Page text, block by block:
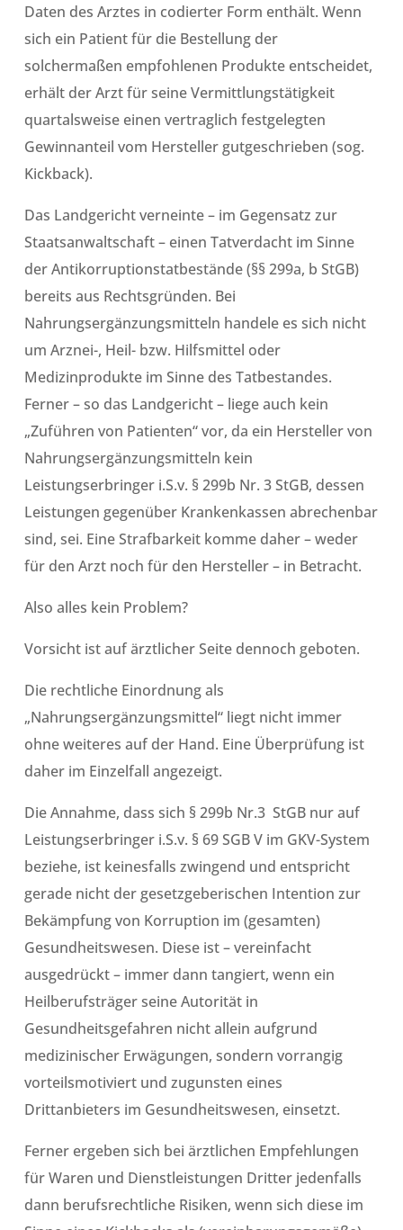
Daten des Arztes in codierter Form enthält. Wenn
sich ein Patient für die Bestellung der
solchermaßen empfohlenen Produkte entscheidet,
erhält der Arzt für seine Vermittlungstätigkeit
quartalsweise einen vertraglich festgelegten
Gewinnanteil vom Hersteller gutgeschrieben (sog.
Kickback).
Das Landgericht verneinte – im Gegensatz zur
Staatsanwaltschaft – einen Tatverdacht im Sinne
der Antikorruptionstatbestände (§§ 299a, b StGB)
bereits aus Rechtsgründen. Bei
Nahrungsergänzungsmitteln handele es sich nicht
um Arznei-, Heil- bzw. Hilfsmittel oder
Medizinprodukte im Sinne des Tatbestandes.
Ferner – so das Landgericht – liege auch kein
„Zuführen von Patienten“ vor, da ein Hersteller von
Nahrungsergänzungsmitteln kein
Leistungserbringer i.S.v. § 299b Nr. 3 StGB, dessen
Leistungen gegenüber Krankenkassen abrechenbar
sind, sei. Eine Strafbarkeit komme daher – weder
für den Arzt noch für den Hersteller – in Betracht.
Also alles kein Problem?
Vorsicht ist auf ärztlicher Seite dennoch geboten.
Die rechtliche Einordnung als
„Nahrungsergänzungsmittel“ liegt nicht immer
ohne weiteres auf der Hand. Eine Überprüfung ist
daher im Einzelfall angezeigt.
Die Annahme, dass sich § 299b Nr.3 StGB nur auf
Leistungserbringer i.S.v. § 69 SGB V im GKV-System
beziehe, ist keinesfalls zwingend und entspricht
gerade nicht der gesetzgeberischen Intention zur
Bekämpfung von Korruption im (gesamten)
Gesundheitswesen. Diese ist – vereinfacht
ausgedrückt – immer dann tangiert, wenn ein
Heilberufsträger seine Autorität in
Gesundheitsgefahren nicht allein aufgrund
medizinischer Erwägungen, sondern vorrangig
vorteilsmotiviert und zugunsten eines
Drittanbieters im Gesundheitswesen, einsetzt.
Ferner ergeben sich bei ärztlichen Empfehlungen
für Waren und Dienstleistungen Dritter jedenfalls
dann berufsrechtliche Risiken, wenn sich diese im